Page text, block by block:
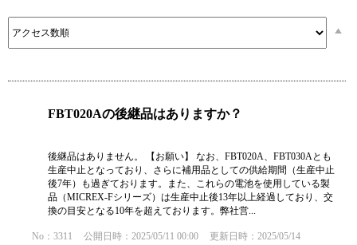
FBT020Aの後継品はありますか？
後継品はありません。 【お願い】 なお、FBT020A、FBT030Aとも
生産中止となっており、さらに補用品としての供給期間（生産中止
後7年）も過ぎております。また、これらの電池を使用している製
品（MICREX-Fシリーズ）は生産中止後13年以上経過しており、交
換の目安となる10年を超えております。弊社営...
No：3311 公開日時：2025/05/11 00:00
更新日時：2025/05/14